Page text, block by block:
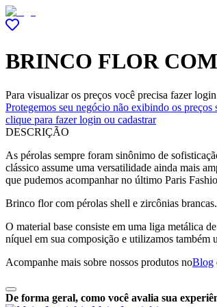
BRINCO FLOR
Para visualizar os preços você precisa fazer
Protegemos seu negócio não exibindo os preços
clique para fazer login ou cadastrar
DESCRIÇÃO
As pérolas sempre foram sinônimo de
clássico assume uma versatilidade ainda mais
que pudemos acompanhar no último Paris
Brinco flor com pérolas shell e zircônias brancas.
O material base consiste em uma liga metálica
níquel em sua composição e utilizamos também
Acompanhe mais sobre nossos produtos noBlog
De forma geral, como você avalia sua